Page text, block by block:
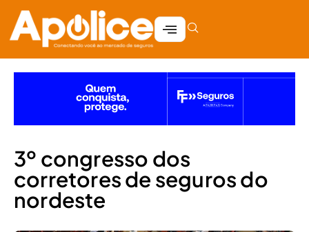
3º congresso dos
corretores de seguros do
nordeste